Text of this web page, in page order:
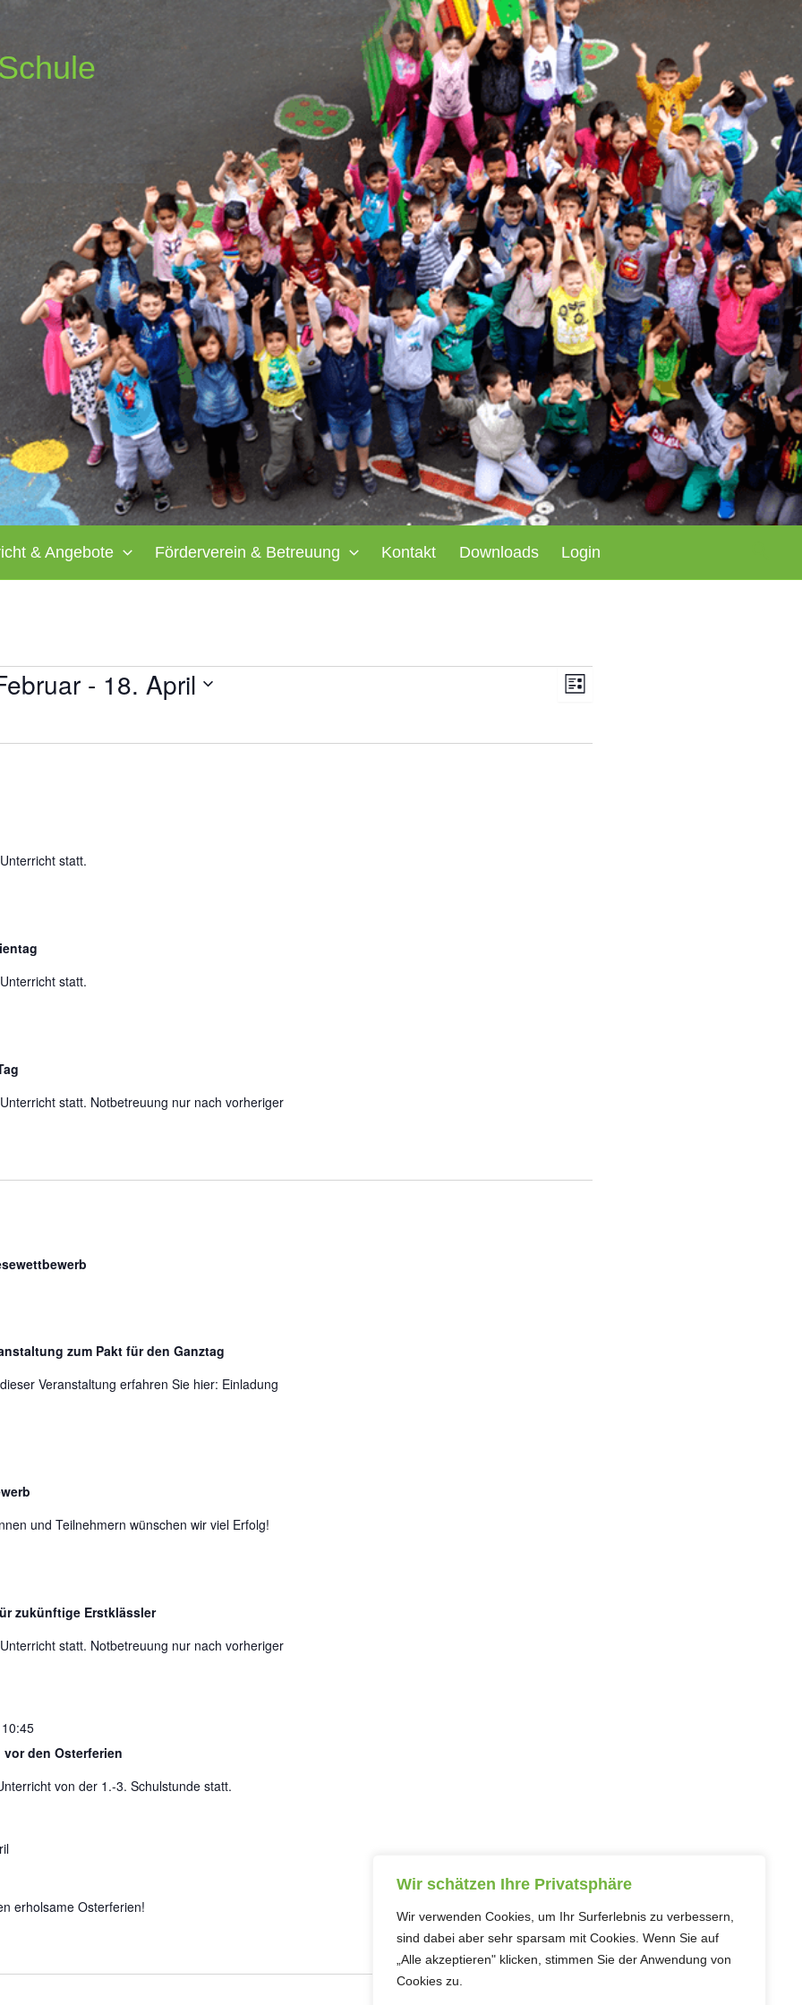
Wir schätzen Ihre Privatsphäre
Wir verwenden Cookies, um Ihr Surferlebnis zu verbessern,
sind dabei aber sehr sparsam mit Cookies. Wenn Sie auf
„Alle akzeptieren" klicken, stimmen Sie der Anwendung von
Cookies zu.
& Angebote Förderverein & Betreuung Kontakt Downloads Login
Ansichten-
Veranstaltung
Liste
- 18. April
statt.
statt.
statt. Notbetreuung nur nach vorheriger
zum Pakt für den Ganztag
Veranstaltung erfahren Sie hier: Einladung
und Teilnehmern wünschen wir viel Erfolg!
zukünftige Erstklässler
statt. Notbetreuung nur nach vorheriger
den Osterferien
10:45
von der 1.-3. Schulstunde statt.
erholsame Osterferien!